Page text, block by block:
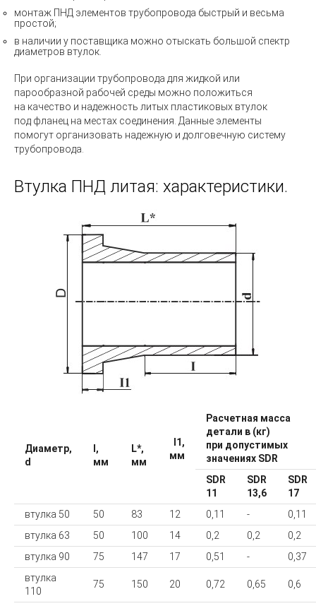
монтаж ПНД элементов трубопровода быстрый и весьма
простой;
в наличии у поставщика можно отыскать большой спектр
диаметров втулок.
При организации трубопровода для жидкой или
парообразной рабочей среды можно положиться
на качество и надежность литых пластиковых втулок
под фланец на местах соединения. Данные элементы
помогут организовать надежную и долговечную систему
трубопровода.
Втулка ПНД литая: характеристики.
Диаметр,
d
l,
мм
L*,
мм
I1,
мм
Расчетная масса
детали в (кг)
при допустимых
значениях SDR
SDR
11
SDR
13,6
SDR
17
втулка 50
50 83 12 0,11 -
0,11
втулка 63
50 100 14 0,2 0,2
0,2
втулка 90
75 147 17 0,51 -
0,37
втулка
110
75 150 20 0,72 0,65 0,6